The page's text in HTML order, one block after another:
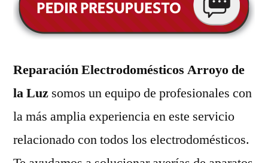
Reparación Electrodomésticos Arroyo de
la Luz somos un equipo de profesionales con
la más amplia experiencia en este servicio
relacionado con todos los electrodomésticos.